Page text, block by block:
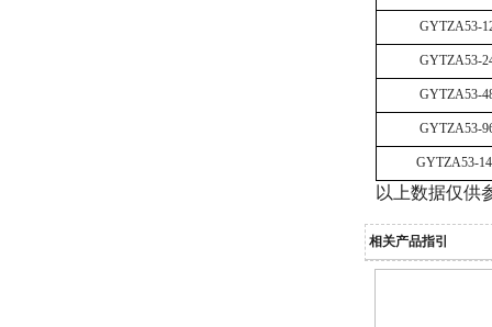
GYTZA53-
GYTZA53-
GYTZA53-
GYTZA53-
GYTZA53-
以上数据仅供
相关产品指引